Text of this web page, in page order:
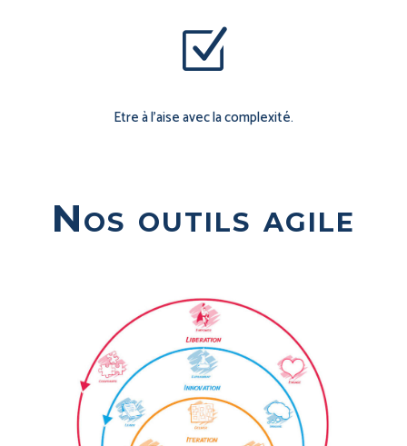
Z
Etre à l’aise avec la complexité.
Nos outils agile